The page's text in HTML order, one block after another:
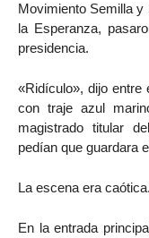
Movimiento Semilla y
la Esperanza,
presidencia.
«Ridículo», dijo entre
con traje azul
magistrado titular
pedían que guardara
La escena era caótica.
En la entrada